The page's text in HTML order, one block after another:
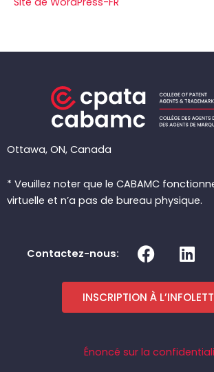
Ottawa, ON, Canada
* Veuillez noter que le CABAMC
virtuelle et n’a pas de bureau physique.
Contactez-nous: F
a
c
e
b
o
L
i
n
k
e
i
INSCRIPTION À
Énoncé sur la